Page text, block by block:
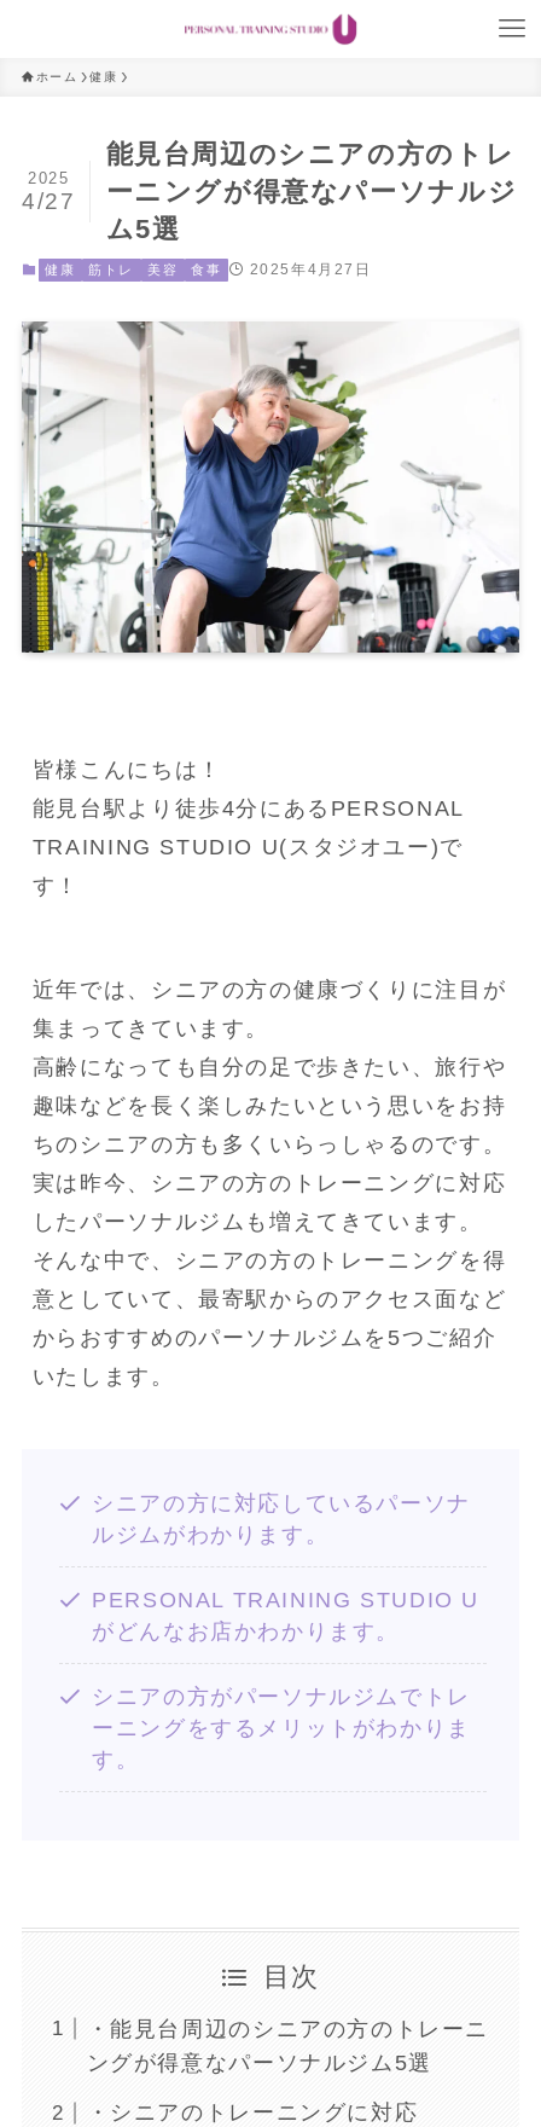
ホーム 健康
能見台周辺のシニアの方のトレ
ーニングが得意なパーソナルジ
ム5選
2025
4/27
健康 筋トレ 美容 食事 2025年4月27日
皆様こんにちは！
能見台駅より徒歩4分にあるPERSONAL
TRAINING STUDIO U(スタジオユー)で
す！
近年では、シニアの方の健康づくりに注目が
集まってきています。
高齢になっても自分の足で歩きたい、旅行や
趣味などを長く楽しみたいという思いをお持
ちのシニアの方も多くいらっしゃるのです。
実は昨今、シニアの方のトレーニングに対応
したパーソナルジムも増えてきています。
そんな中で、シニアの方のトレーニングを得
意としていて、最寄駅からのアクセス面など
からおすすめのパーソナルジムを5つご紹介
いたします。
シニアの方に対応しているパーソナ
ルジムがわかります。
PERSONAL TRAINING STUDIO U
がどんなお店かわかります。
シニアの方がパーソナルジムでトレ
ーニングをするメリットがわかりま
す。
目次
・能見台周辺のシニアの方のトレーニ
ングが得意なパーソナルジム5選
・シニアのトレーニングに対応